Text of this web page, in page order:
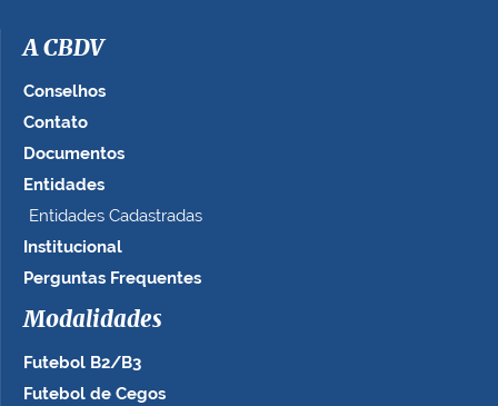
A CBDV
Conselhos
Contato
Documentos
Entidades
Entidades Cadastradas
Institucional
Perguntas Frequentes
Modalidades
Futebol B2/B3
Futebol de Cegos